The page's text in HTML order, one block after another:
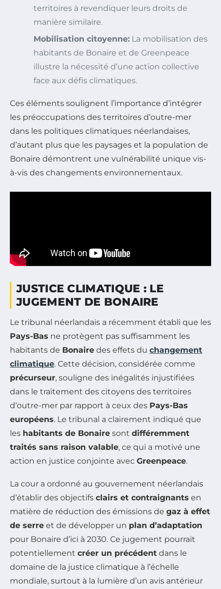
territoires à revendiquer leurs droits de
manière similaire.
Mobilisation citoyenne: La mobilisation des
habitants de Bonaire et de Greenpeace
illustre la nécessité d’une action collective
face aux défis climatiques.
Ces éléments soulignent l’importance d’intégrer
les préoccupations des territoires d’outre-mer
dans les politiques climatiques néerlandaises,
d’autant plus que les paysages et la population de
Bonaire démontrent une vulnérabilité unique vis-
à-vis des changements environnementaux.
JUSTICE CLIMATIQUE : LE
JUGEMENT DE BONAIRE
Le tribunal néerlandais a récemment établi que les
Pays-Bas ne protègent pas suffisamment les
habitants de Bonaire des effets du changement
climatique. Cette décision, considérée comme
précurseur, souligne des inégalités injustifiées
dans le traitement des citoyens des territoires
d’outre-mer par rapport à ceux des Pays-Bas
européens. Le tribunal a clairement indiqué que
les habitants de Bonaire sont différemment
traités sans raison valable, ce qui a motivé une
action en justice conjointe avec Greenpeace.
La cour a ordonné au gouvernement néerlandais
d’établir des objectifs clairs et contraignants en
matière de réduction des émissions de gaz à effet
de serre et de développer un plan d’adaptation
pour Bonaire d’ici à 2030. Ce jugement pourrait
potentiellement créer un précédent dans le
domaine de la justice climatique à l’échelle
mondiale, surtout à la lumière d’un avis antérieur